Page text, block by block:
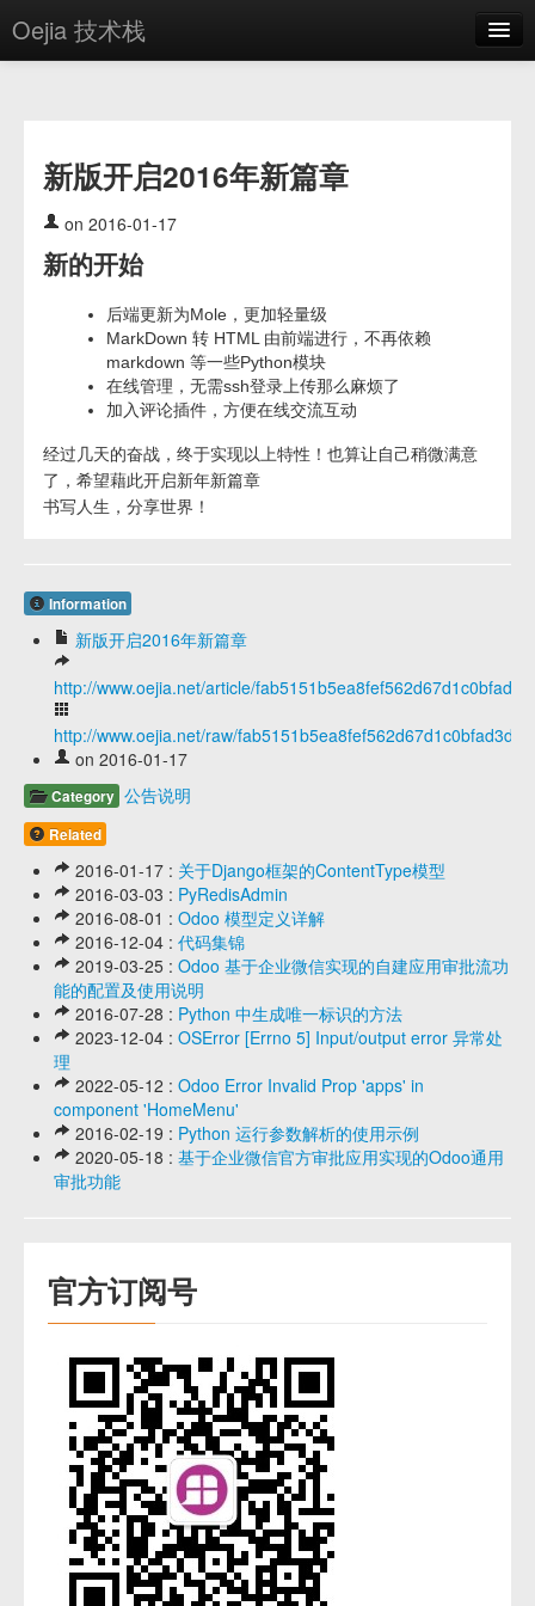
Oejia 技术栈
方案
OE学院
分享
新版开启2016年新篇章
on 2016-01-17
新的开始
后端更新为Mole，更加轻量级
MarkDown 转 HTML 由前端进行，不再依赖
markdown 等一些Python模块
在线管理，无需ssh登录上传那么麻烦了
加入评论插件，方便在线交流互动
经过几天的奋战，终于实现以上特性！也算让自己稍微满意
了，希望藉此开启新年新篇章
书写人生，分享世界！
Information
新版开启2016年新篇章
http://www.oejia.net/article/
http://www.oejia.net/raw/fab5151b5ea8fef562d67d1c0bfad3d7
on 2016-01-17
Category 公告说明
Related
2016-01-17 : 关于Django框架的ContentType模型
2016-03-03 : PyRedisAdmin
2016-08-01 : Odoo 模型定义详解
2016-12-04 : 代码集锦
2019-03-25 : Odoo 基于企业微信实现的自建应用审批流功
能的配置及使用说明
2016-07-28 : Python 中生成唯一标识的方法
2023-12-04 : OSError [Errno 5] Input/output error 异常处
理
2022-05-12 : Odoo Error Invalid Prop 'apps' in
component 'HomeMenu'
2016-02-19 : Python 运行参数解析的使用示例
2020-05-18 : 基于企业微信官方审批应用实现的Odoo通用
审批功能
官方订阅号